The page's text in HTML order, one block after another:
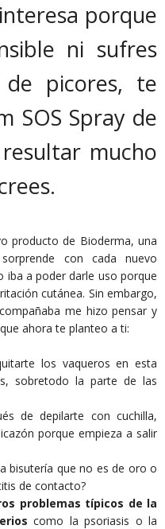
porque
ni sufres
de picores, te
SOS Spray de
mucho
producto de Bioderma, una
con cada nuevo
iba a poder darle uso porque
cutánea. Sin embargo,
me hizo pensar y
ahora te planteo a ti:
los vaqueros en esta
sobretodo la parte de las
de depilarte con cuchilla,
porque empieza a salir
bisutería que no es de oro o
de contacto?
problemas típicos de la
como la psoriasis o la